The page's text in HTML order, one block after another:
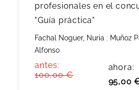
profesionales en el
"Guía práctica"
Fachal Noguer, Nuria ; Muñoz
Alfonso
antes:
100,00 €
ahora:
95,00